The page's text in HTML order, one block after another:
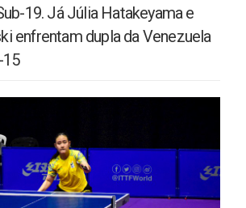
19. Já Júlia Hatakeyama e
enfrentam dupla da Venezuela
15